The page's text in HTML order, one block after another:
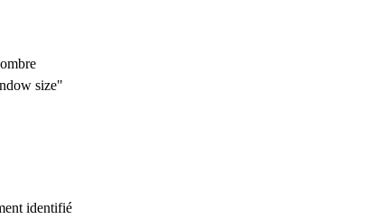
size"
identifié